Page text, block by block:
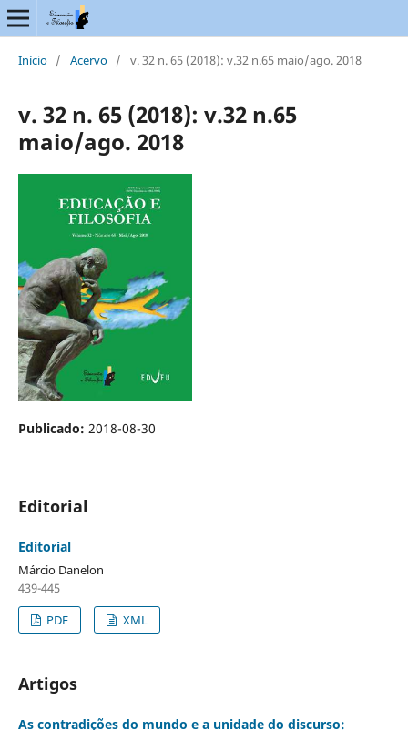
Início / Acervo / v. 32 n. 65 (2018): v.32 n.65 maio/ago. 2018
v. 32 n. 65 (2018): v.32 n.65
maio/ago. 2018
Publicado: 2018-08-30
Editorial
Editorial
Márcio Danelon
439-445
PDF
XML
Artigos
As contradições do mundo e a unidade do discurso: